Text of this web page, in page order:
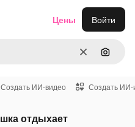
ОчиститьПоиск
Цены Войти
Создать ИИ-видео Создать ИИ-
отдыхает